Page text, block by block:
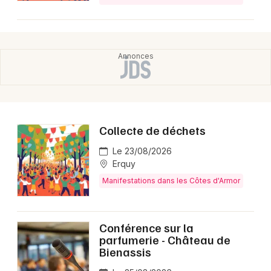
Collecte de déchets
Le 23/08/2026
Erquy
Manifestations dans les Côtes d'Armor
Conférence sur la
parfumerie - Château de
Bienassis